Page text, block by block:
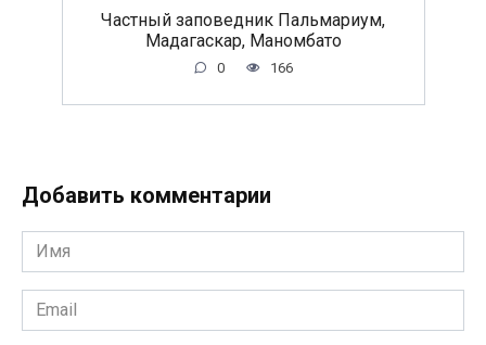
Частный заповедник Пальмариум,
Мадагаскар, Маномбато
0 166
Добавить комментарии
Имя
*
Email
*